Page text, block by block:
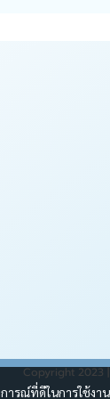
ณ์ที่ดีในการใช้งา
Copyright 2023